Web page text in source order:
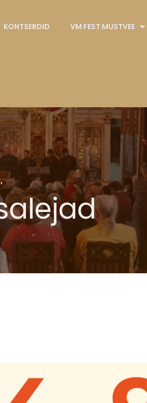
KONTSERDID VM FEST MUSTVEE